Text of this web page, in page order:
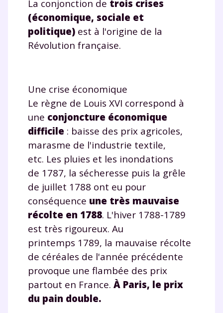
La conjonction de trois crises
(économique, sociale et
politique) est à l'origine de la
Révolution française.
Une crise économique
Le règne de Louis XVI correspond à
une conjoncture économique
difficile : baisse des prix agricoles,
marasme de l'industrie textile,
etc. Les pluies et les inondations
de 1787, la sécheresse puis la grêle
de juillet 1788 ont eu pour
conséquence une très mauvaise
récolte en 1788. L'hiver 1788-1789
est très rigoureux. Au
printemps 1789, la mauvaise récolte
de céréales de l'année précédente
provoque une flambée des prix
partout en France. À Paris, le prix
du pain double.
et de réussir votre
année scolaire ?
Testez gratuitement
pendant 24h notre
plateforme de soutien
scolaire !
Fiches de cours et vidéos, exercices
corrigés,podcasts de révisions
Unespace dédié aux parents
suivre les progrès
Tout le programme scolaire du CP à
la Terminale
Des profs expérimentés disponibles
à la demande par tchat, audio ou